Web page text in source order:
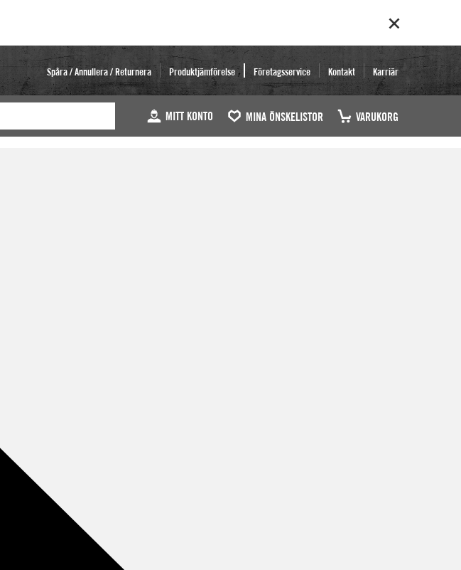
Spåra / Annullera / Returnera Produktjämförelse Företagsservice Kontakt Karriär
MITT KONTO MINA ÖNSKELISTOR VARUKORG